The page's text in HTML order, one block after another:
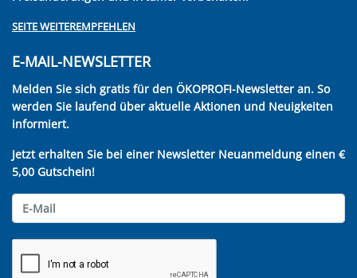
SEITE WEITEREMPFEHLEN
E-MAIL-NEWSLETTER
Melden Sie sich gratis für den ÖKOPROFI-Newsletter an. So
werden Sie laufend über aktuelle Aktionen und Neuigkeiten
informiert.
Jetzt erhalten Sie bei einer Newsletter Neuanmeldung einen €
5,00 Gutschein!